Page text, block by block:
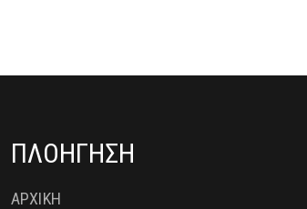
ΠΛΟΗΓΗΣΗ
ΑΡΧΙΚΗ